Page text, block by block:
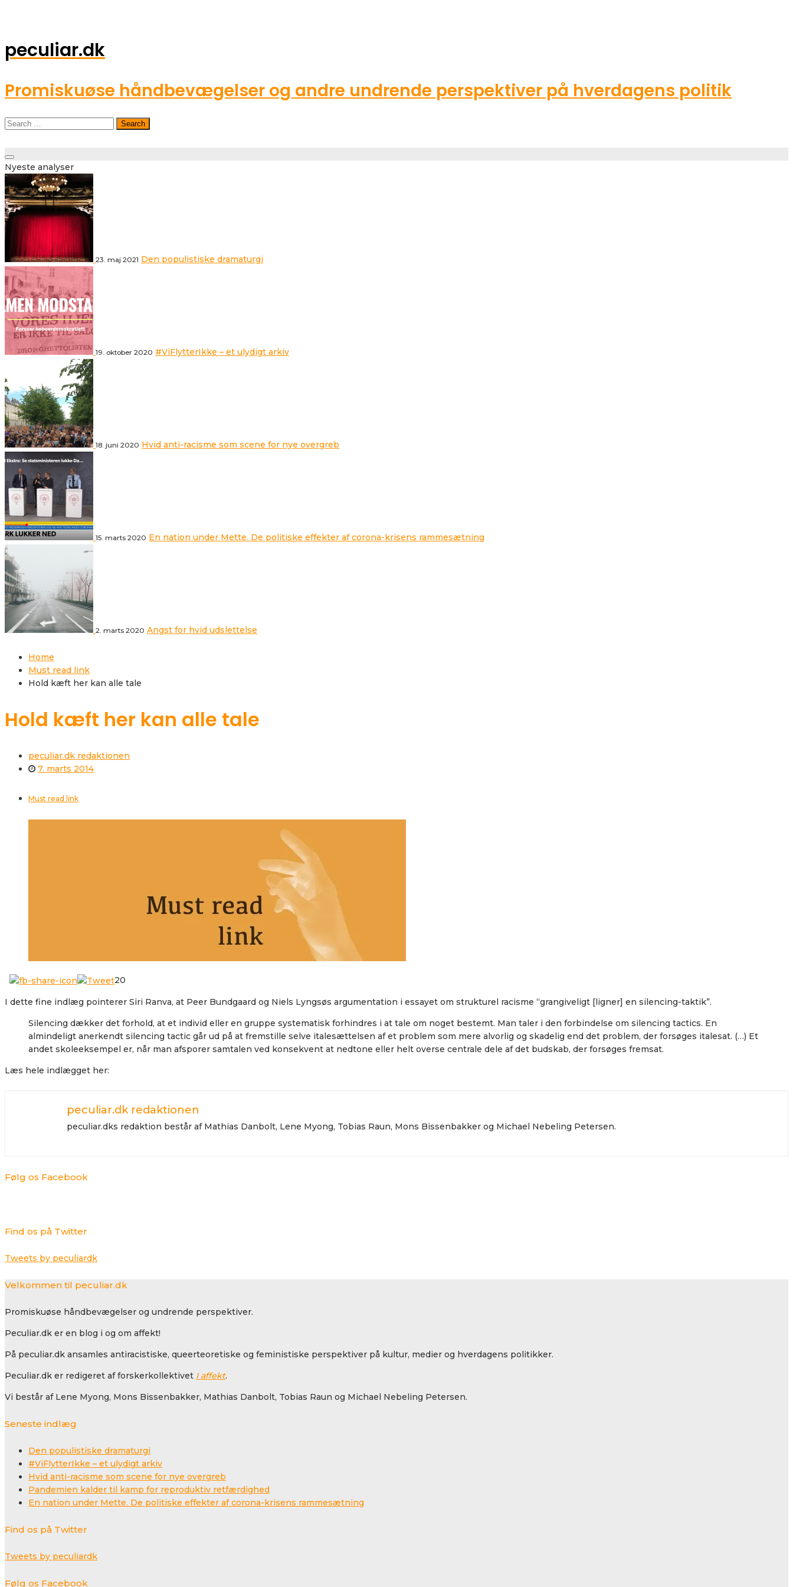
peculiar.dk
Promiskuøse håndbevægelser og andre undrende perspektiver på hverdagens politik
Search
Toggle
navigation
Nyeste analyser
23. maj 2021 Den populistiske dramaturgi
19. oktober 2020 #ViFlytterIkke – et ulydigt arkiv
18. juni 2020 Hvid anti-racisme som scene for nye overgreb
15. marts 2020 En nation under Mette. De politiske effekter af corona-krisens rammesætning
2. marts 2020 Angst for hvid udslettelse
Home
Must read link
Hold kæft her kan alle tale
Hold kæft her kan alle tale
peculiar.dk redaktionen
7. marts 2014
Must read link
20
I dette fine indlæg pointerer Siri Ranva, at Peer Bundgaard og Niels Lyngsøs argumentation i essayet om strukturel racisme “grangiveligt [ligner] en silencing-taktik”.
Silencing dækker det forhold, at et individ eller en gruppe systematisk forhindres i at tale om noget bestemt. Man taler i den forbindelse om silencing tactics. En
almindeligt anerkendt silencing tactic går ud på at fremstille selve italesættelsen af et problem som mere alvorlig og skadelig end det problem, der forsøges italesat. (…) Et
andet skoleeksempel er, når man afsporer samtalen ved konsekvent at nedtone eller helt overse centrale dele af det budskab, der forsøges fremsat.
Læs hele indlægget her:
peculiar.dk redaktionen
peculiar.dks redaktion består af Mathias Danbolt, Lene Myong, Tobias Raun, Mons Bissenbakker og Michael Nebeling Petersen.
Følg os Facebook
Find os på Twitter
Tweets by peculiardk
Velkommen til peculiar.dk
Promiskuøse håndbevægelser og undrende perspektiver.
Peculiar.dk er en blog i og om affekt!
På peculiar.dk ansamles antiracistiske, queerteoretiske og feministiske perspektiver på kultur, medier og hverdagens politikker.
Peculiar.dk er redigeret af forskerkollektivet I affekt.
Vi består af Lene Myong, Mons Bissenbakker, Mathias Danbolt, Tobias Raun og Michael Nebeling Petersen.
Seneste indlæg
Den populistiske dramaturgi
#ViFlytterIkke – et ulydigt arkiv
Hvid anti-racisme som scene for nye overgreb
Pandemien kalder til kamp for reproduktiv retfærdighed
En nation under Mette. De politiske effekter af corona-krisens rammesætning
Find os på Twitter
Tweets by peculiardk
Følg os Facebook